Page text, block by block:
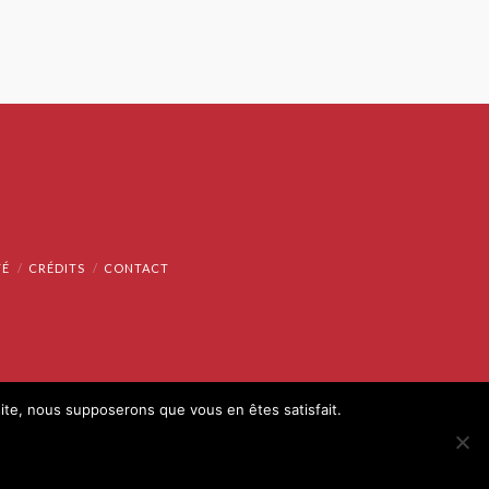
CRÉDITS CONTACT
nous supposerons que vous en êtes satisfait.